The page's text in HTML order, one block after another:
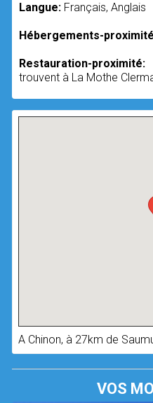
Langue: Français, Anglais
Hébergements-
Restauration-proximité:
trouvent à La Mothe
A Chinon, à 27km de
VOS